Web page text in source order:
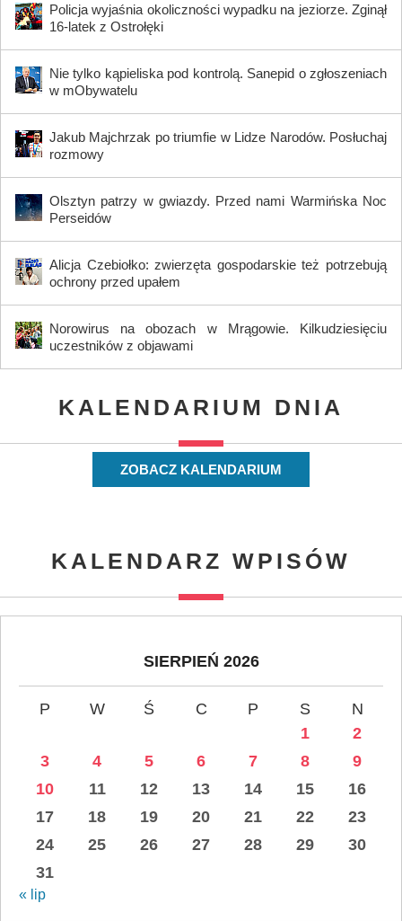
Policja wyjaśnia okoliczności wypadku na jeziorze. Zginął
16-latek z Ostrołęki
Nie tylko kąpieliska pod kontrolą. Sanepid o zgłoszeniach
w mObywatelu
Jakub Majchrzak po triumfie w Lidze Narodów. Posłuchaj
rozmowy
Olsztyn patrzy w gwiazdy. Przed nami Warmińska Noc
Perseidów
Alicja Czebiołko: zwierzęta gospodarskie też potrzebują
ochrony przed upałem
Norowirus na obozach w Mrągowie. Kilkudziesięciu
uczestników z objawami
KALENDARIUM DNIA
ZOBACZ KALENDARIUM
KALENDARZ WPISÓW
SIERPIEŃ 2026
P W Ś C P S
N
1
2
3
4 5 6 7 8
9
10
11 12 13 14 15
16
17
18 19 20 21 22
23
24
25 26 27 28 29
30
31
« lip